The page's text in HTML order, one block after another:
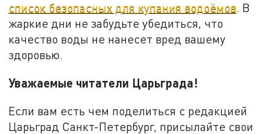
список безопасных для купания водоёмов. В
жаркие дни не забудьте убедиться, что
качество воды не нанесет вред вашему
здоровью.
Уважаемые читатели Царьграда!
Если вам есть чем поделиться с редакцией
Царьград Санкт-Петербург, присылайте свои